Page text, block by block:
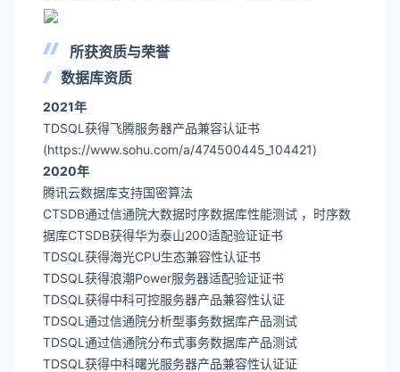
所获资质与荣誉
数据库资质
2021年
TDSQL获得飞腾服务器产品兼容认证书
(https://www.sohu.com/a/474500445_104421)
2020年
腾讯云数据库支持国密算法
CTSDB通过信通院大数据时序数据库性能测试 ，时序数
据库CTSDB获得华为泰山200适配验证证书
TDSQL获得海光CPU生态兼容性认证书
TDSQL获得浪潮Power服务器适配验证证书
TDSQL获得中科可控服务器产品兼容性认证
TDSQL通过信通院分析型事务数据库产品测试
TDSQL通过信通院分布式事务数据库产品测试
TDSQL获得中科曙光服务器产品兼容性认证证